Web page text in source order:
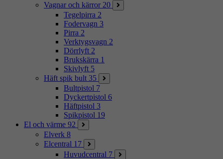
Vagnar och kärror 20
Tegelpirra 2
Fodervagn 3
Pirra 2
Verktygsvagn 2
Dörrlyft 2
Brukskärra 1
Skivlyft 5
Häft spik bult 35
Bultpistol 7
Dyckertpistol 6
Häftpistol 3
Spikpistol 19
El och värme 92
Elverk 8
Elcentral 17
Huvudcentral 7